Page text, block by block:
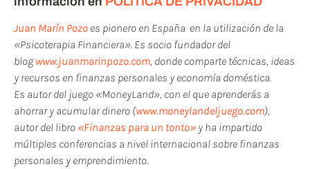
Juan Marín Pozo es pionero en España en la utilización de la
«Psicoterapia Financiera». Es socio fundador del
blogwww.juanmarinpozo.com, donde comparte técnicas, ideas
y recursos en finanzas personales y economía doméstica.
Es autor del juego «MoneyLand», con el que aprenderás a
ahorrar y acumular dinero (www.moneylandeljuego.com),
autor del libro «Finanzas para un tonto» y ha impartido
múltiples conferencias a nivel internacional sobre finanzas
personales y emprendimiento.